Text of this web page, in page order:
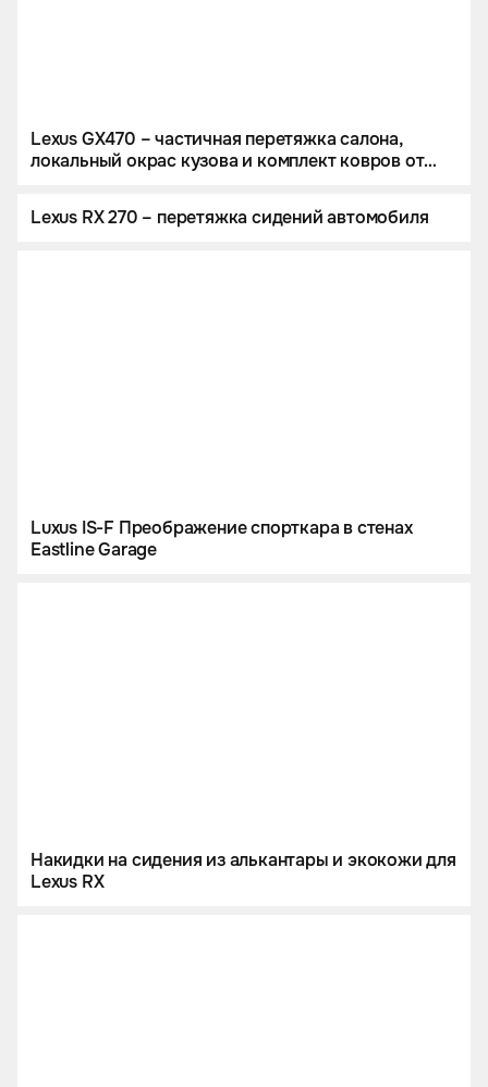
Lexus GX470 – частичная перетяжка салона,
локальный окрас кузова и комплект ковров от
Lexus RX 270 – перетяжка сидений автомобиля
Luxus IS-F Преображение спорткара в стенах
Eastline Garage
Накидки на сидения из алькантары и экокожи для
Lexus RX